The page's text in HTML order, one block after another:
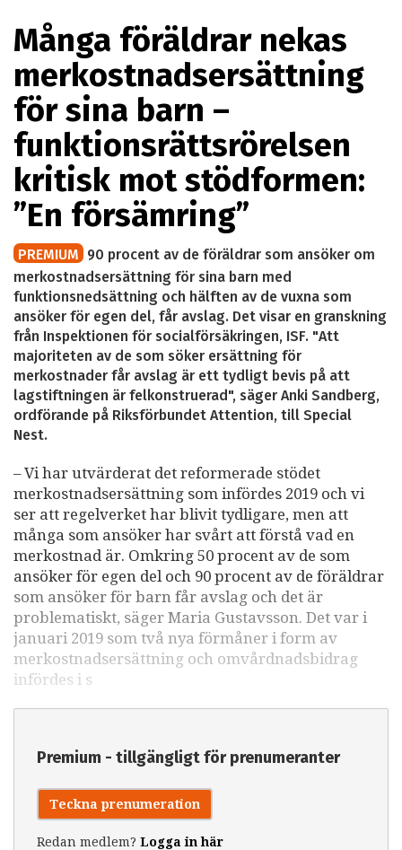
Många föräldrar nekas
merkostnadsersättning
för sina barn –
funktionsrättsrörelsen
kritisk mot stödformen:
”En försämring”
PREMIUM 90 procent av de föräldrar som ansöker om
merkostnadsersättning för sina barn med
funktionsnedsättning och hälften av de vuxna som
ansöker för egen del, får avslag. Det visar en granskning
från Inspektionen för socialförsäkringen, ISF. "Att
majoriteten av de som söker ersättning för
merkostnader får avslag är ett tydligt bevis på att
lagstiftningen är felkonstruerad", säger Anki Sandberg,
ordförande på Riksförbundet Attention, till Special
Nest.
– Vi har utvärderat det reformerade stödet
merkostnadsersättning som infördes 2019 och vi
ser att regelverket har blivit tydligare, men att
många som ansöker har svårt att förstå vad en
merkostnad är. Omkring 50 procent av de som
ansöker för egen del och 90 procent av de föräldrar
som ansöker för barn får avslag och det är
problematiskt, säger Maria Gustavsson. Det var i
januari 2019 som två nya förmåner i form av
merkostnadsersättning och omvårdnadsbidrag
infördes i s
Premium - tillgängligt för prenumeranter
Teckna prenumeration
Redan medlem? Logga in här